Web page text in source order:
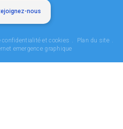
nous
confidentialité et cookies
Plan du site
emergence graphique